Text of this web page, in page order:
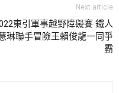
Next article
東引軍事越野障礙賽 鐵人
琳聯手冒險王賴俊龍一同爭
霸